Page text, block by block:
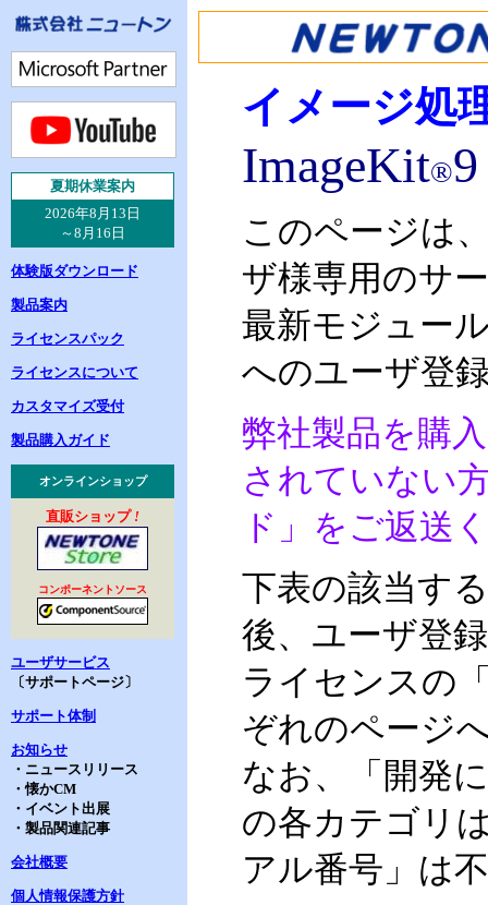
夏期休業案内
2026年8月13日
～8月16日
体験版ダウンロード
製品案内
ライセンスパック
ライセンスについて
カスタマイズ受付
製品購入ガイド
オンラインショップ
直販ショップ!
コンポーネントソース
ユーザサービス
〔サポートページ〕
サポート体制
お知らせ
・ニュースリリース
・懐かCM
・イベント出展
・製品関連記事
会社概要
個人情報保護方針
イメージ処
ImageKit®
このページは
ザ様専用のサ
最新モジュー
へのユーザ登
弊社製品を購
されていない
ド」をご返送
下表の該当す
後、ユーザ登
ライセンスの
ぞれのページ
なお、「開発
の各カテゴリ
アル番号」は